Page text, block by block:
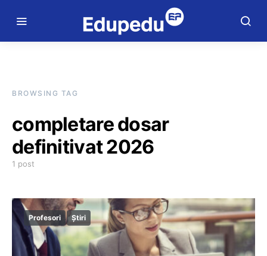
BROWSING TAG
completare dosar
definitivat 2026
1 post
Profesori Știri